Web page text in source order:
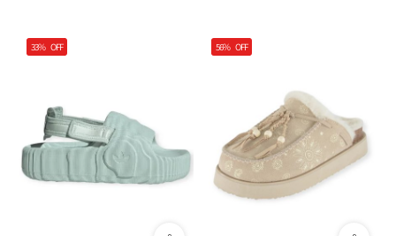
56% OFF
33% OFF